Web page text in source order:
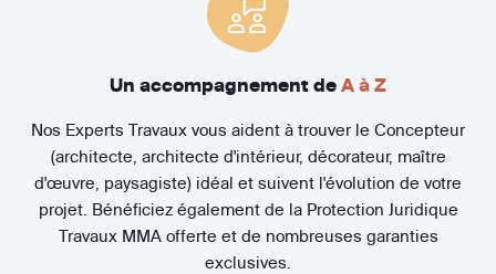
Un accompagnement de A à Z
Nos Experts Travaux vous aident à trouver le Concepteur
(architecte, architecte d'intérieur, décorateur, maître
d'œuvre, paysagiste) idéal et suivent l'évolution de votre
projet. Bénéficiez également de la Protection Juridique
Travaux MMA offerte et de nombreuses garanties
exclusives.